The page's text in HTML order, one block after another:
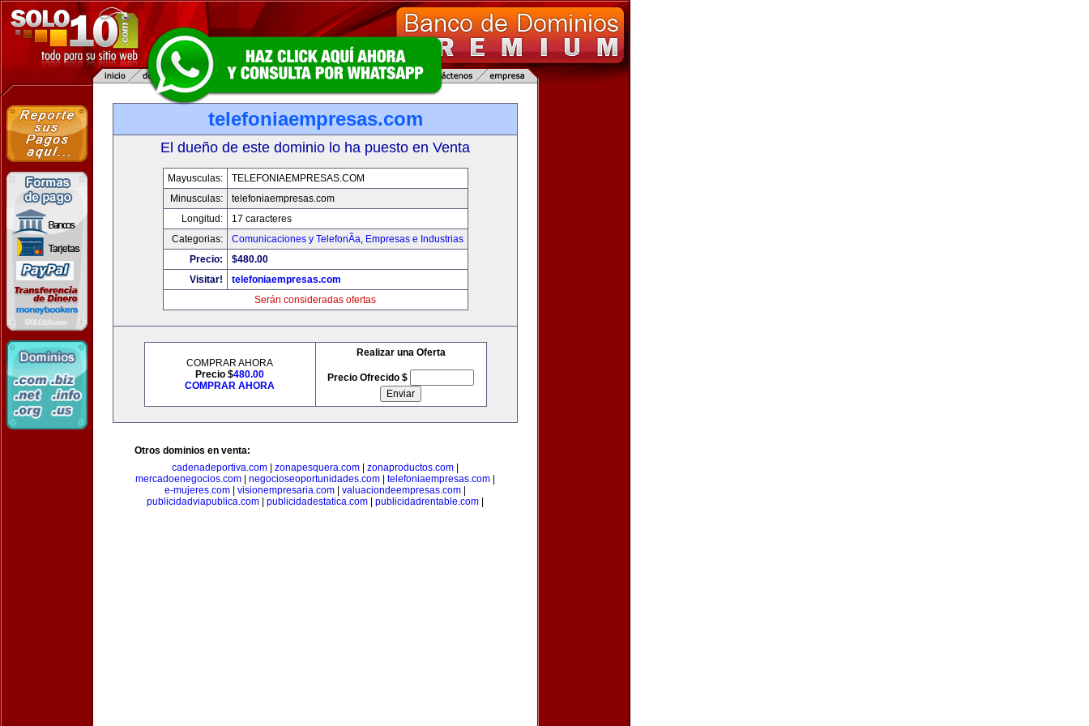
telefoniaempresas.com
El dueño de este dominio lo ha puesto en Venta
Mayusculas:
TELEFONIAEMPRESAS.COM
Minusculas:
telefoniaempresas.com
Longitud:
17 caracteres
Categorias:
Comunicaciones y TelefonÃ­a, Empresas e Industrias
Precio:
$480.00
Visitar!
telefoniaempresas.com
Serán consideradas ofertas
COMPRAR AHORA
Precio $480.00
COMPRAR AHORA
Realizar una Oferta
Precio Ofrecido $
Otros dominios en venta:
cadenadeportiva.com
zonapesquera.com zonaproductos.com
mercadoenegocios.com
negocioseoportunidades.com telefoniaempresas.com
e-mujeres.com
visionempresaria.com valuaciondeempresas.com
publicidadviapublica.com
publicidadestatica.com publicidadrentable.com